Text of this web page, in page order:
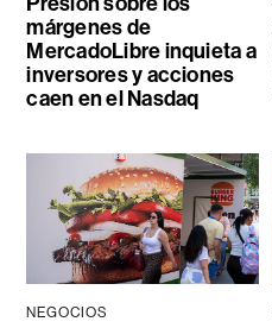
márgenes de
MercadoLibre inquieta a
inversores y acciones
caen en el Nasdaq
NEGOCIOS